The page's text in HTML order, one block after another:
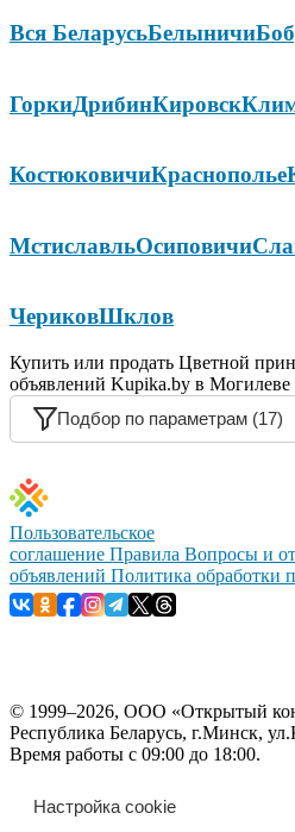
Вся БеларусьБелыничи
ГоркиДрибинКировск
КостюковичиКраснополье
МстиславльОсиповичи
ЧериковШклов
Купить или продать Цветной
объявлений Kupika.by в Могилеве
Подбор по параметрам (17)
Пользовательское
соглашение Правила Вопросы и
объявлений Политика обработки
© 1999–2026, ООО «Открытый
Республика Беларусь, г.Минск,
Время работы с 09:00 до 18:00.
Настройка cookie